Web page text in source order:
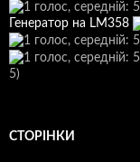
Генератор на LM358
5)
СТОРІНКИ